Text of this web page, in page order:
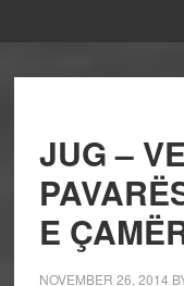
JUG –
E
NOVEMBER 26, 2014